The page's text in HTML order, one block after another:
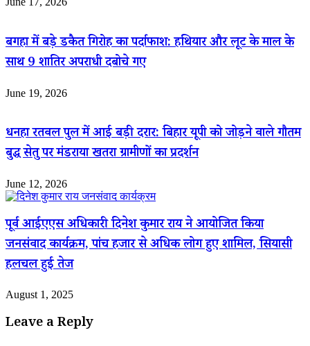
बगहा में बड़े डकैत गिरोह का पर्दाफाश: हथियार और लूट के माल के
साथ 9 शातिर अपराधी दबोचे गए
June 19, 2026
धनहा रतवल पुल में आई बड़ी दरार: बिहार यूपी को जोड़ने वाले गौतम
बुद्ध सेतु पर मंडराया खतरा ग्रामीणों का प्रदर्शन
June 12, 2026
पूर्व आईएएस अधिकारी दिनेश कुमार राय ने आयोजित किया
जनसंवाद कार्यक्रम, पांच हजार से अधिक लोग हुए शामिल, सियासी
हलचल हुई तेज
August 1, 2025
Leave a Reply